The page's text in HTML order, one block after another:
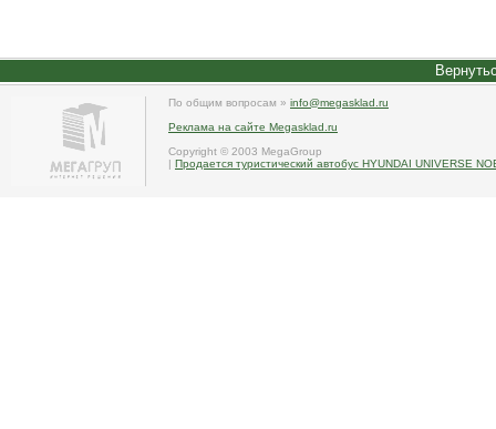
По общим вопросам » info@megasklad.ru
Реклама на сайте Megasklad.ru
Copyright © 2003 MegaGroup
| Продается туристический автобус HYUNDAI UNIVERSE